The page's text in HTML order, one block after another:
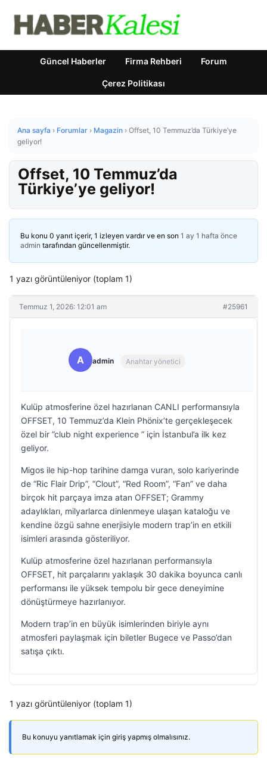
Güncel Haberler Firma Rehberi Forum
Çerez Politikası
Ana sayfa › Forumlar › Magazin › Offset, 10 Temmuz’da Türkiye’ye
geliyor!
Offset, 10 Temmuz’da
Türkiye’ye geliyor!
Bu konu 0 yanıt içerir, 1 izleyen vardır ve en son 1 ay 1 hafta önce
admin tarafından güncellenmiştir.
1 yazı görüntüleniyor (toplam 1)
Temmuz 1, 2026: 12:01 am #25961
A admin Anahtar yönetici
Kulüp atmosferine özel hazırlanan CANLI performansıyla
OFFSET, 10 Temmuz’da Klein Phönix’te gerçekleşecek
özel bir ”club night experience ” için İstanbul’a ilk kez
geliyor.
Migos ile hip-hop tarihine damga vuran, solo kariyerinde
de “Ric Flair Drip”, “Clout”, “Red Room”, “Fan” ve daha
birçok hit parçaya imza atan OFFSET; Grammy
adaylıkları, milyarlarca dinlenmeye ulaşan kataloğu ve
kendine özgü sahne enerjisiyle modern trap’in en etkili
isimleri arasında gösteriliyor.
Kulüp atmosferine özel hazırlanan performansıyla
OFFSET, hit parçalarını yaklaşık 30 dakika boyunca canlı
performansı ile yüksek tempolu bir gece deneyimine
dönüştürmeye hazırlanıyor.
Modern trap’in en büyük isimlerinden biriyle aynı
atmosferi paylaşmak için biletler Bugece ve Passo’dan
satışa çıktı.
1 yazı görüntüleniyor (toplam 1)
Bu konuyu yanıtlamak için giriş yapmış olmalısınız.